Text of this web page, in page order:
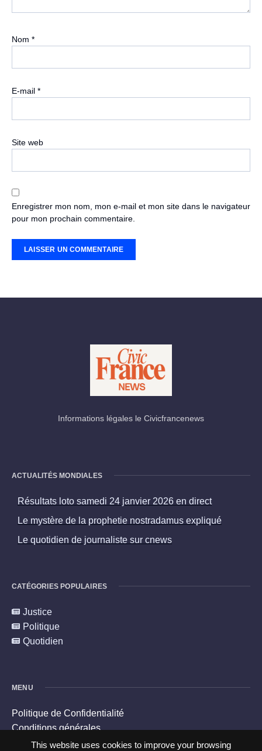
This website uses cookies to improve your browsing
Nom *
E-mail *
Site web
Enregistrer mon nom, mon e-mail et mon site dans le navigateur
pour mon prochain commentaire.
Informations légales le Civicfrancenews
ACTUALITÉS MONDIALES
Résultats loto samedi 24 janvier 2026 en direct
Le mystère de la prophetie nostradamus expliqué
Le quotidien de journaliste sur cnews
CATÉGORIES POPULAIRES
Justice
Politique
Quotidien
MENU
Politique de Confidentialité
Conditions générales
Politique en matière de cookies